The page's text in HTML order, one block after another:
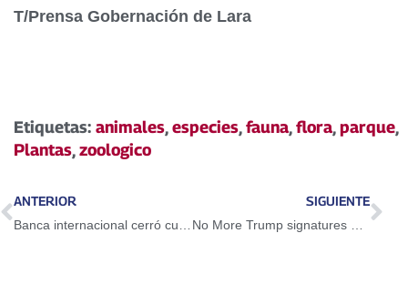
T/Prensa Gobernación de Lara
Etiquetas: animales,especies,fauna,flora,parque,
Plantas,zoologico
ANTERIOR SIGUIENTE